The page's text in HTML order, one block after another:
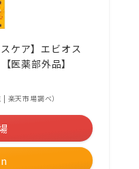
ケア】エビオス
医薬部外品】
楽天市場調べ）